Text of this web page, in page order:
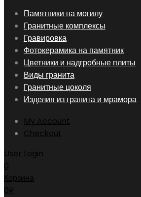
Skip
content
Памятники на могилу
Гранитные комплексы
Гравировка
Фотокерамика на памятник
Цветники и надгробные плиты
Виды гранита
Гранитные цоколя
Изделия из гранита и мрамора
My Account
Checkout
User Login
0
Корзина
0₽